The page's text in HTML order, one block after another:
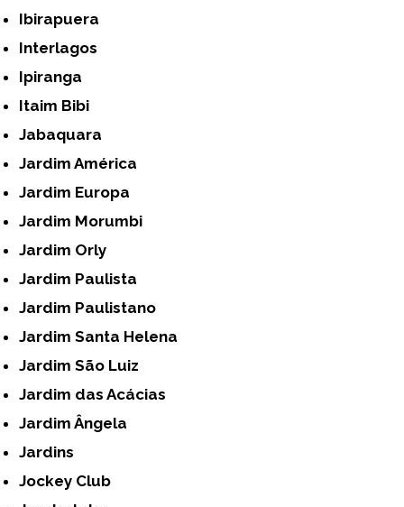
Ibirapuera
Interlagos
Ipiranga
Itaim Bibi
Jabaquara
Jardim América
Jardim Europa
Jardim Morumbi
Jardim Orly
Jardim Paulista
Jardim Paulistano
Jardim Santa Helena
Jardim São Luiz
Jardim das Acácias
Jardim Ângela
Jardins
Jockey Club